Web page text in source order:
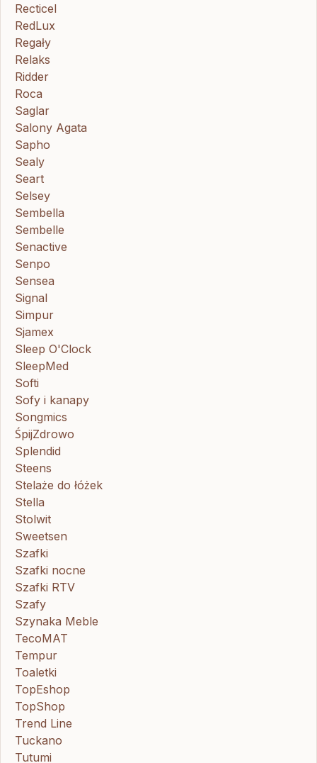
Recticel
RedLux
Regały
Relaks
Ridder
Roca
Saglar
Salony Agata
Sapho
Sealy
Seart
Selsey
Sembella
Sembelle
Senactive
Senpo
Sensea
Signal
Simpur
Sjamex
Sleep O'Clock
SleepMed
Softi
Sofy i kanapy
Songmics
ŚpijZdrowo
Splendid
Steens
Stelaże do łóżek
Stella
Stolwit
Sweetsen
Szafki
Szafki nocne
Szafki RTV
Szafy
Szynaka Meble
TecoMAT
Tempur
Toaletki
TopEshop
TopShop
Trend Line
Tuckano
Tutumi